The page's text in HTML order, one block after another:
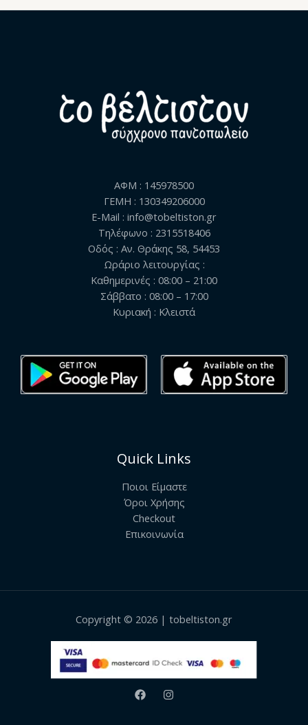
ΑΦΜ : 145978500
ΓΕΜΗ : 130349206000
E-Mail : info@tobeltiston.gr
Τηλέφωνο : 2315518406
Οδός : Αν. Θράκης 58, 54453
Ωράριο λειτουργίας :
Καθημερινές : 08:00 – 21:00
Σάββατο : 08:00 – 17:00
Κυριακή : Κλειστά
Quick Links
Ποιοι Είμαστε
Όροι Χρήσης
Checkout
Επικοινωνία
Copyright © 2026 | tobeltiston.gr